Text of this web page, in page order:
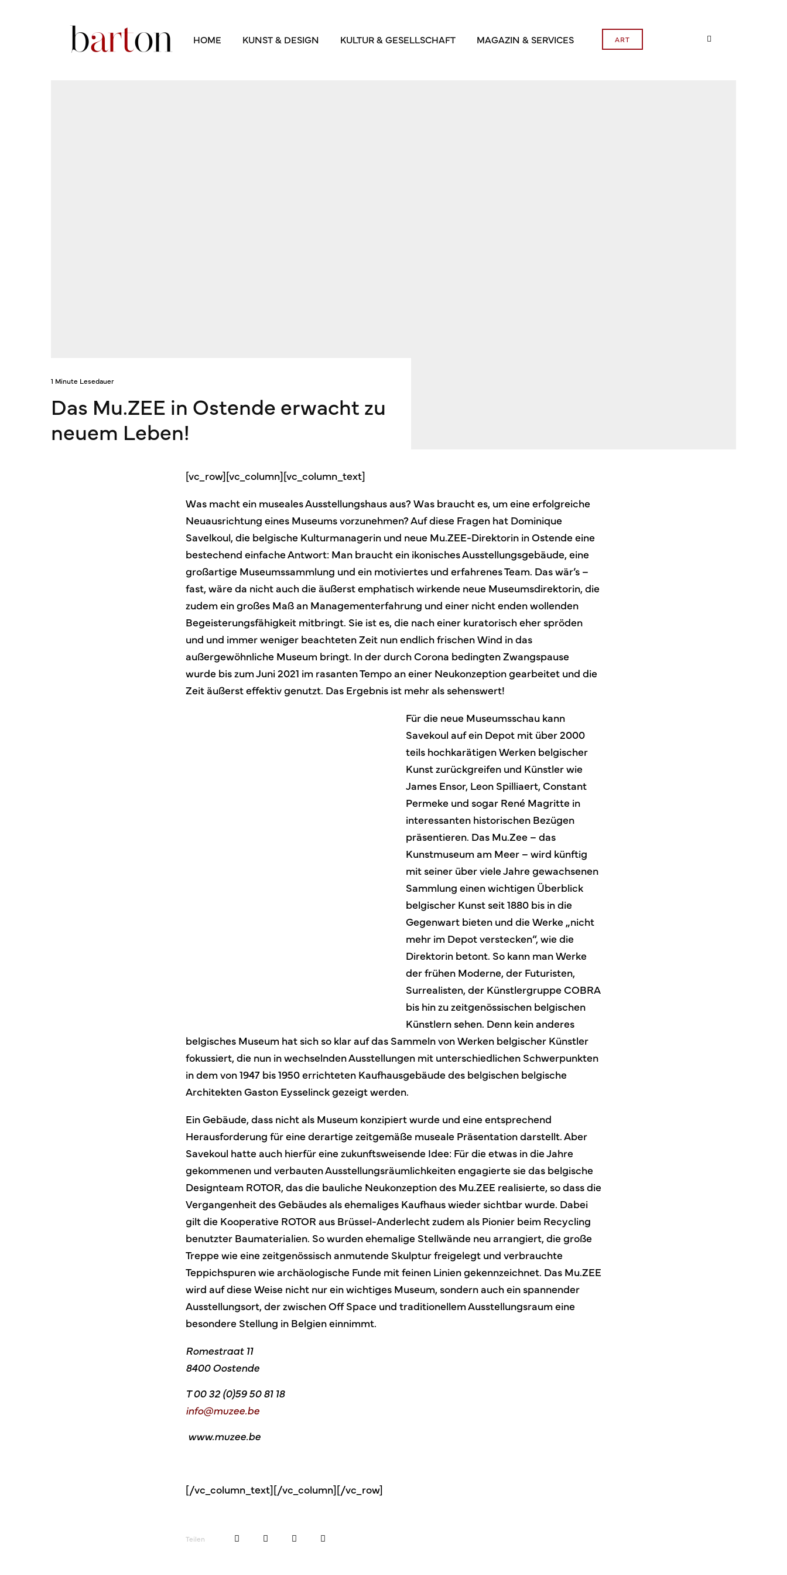
HOME KUNST & DESIGN KULTUR & GESELLSCHAFT MAGAZIN & SERVICES ART
1 Minute Lesedauer
Das Mu.ZEE in Ostende erwacht zu
neuem Leben!
[vc_row][vc_column][vc_column_text]
Was macht ein museales Ausstellungshaus aus? Was braucht es, um eine erfolgreiche
Neuausrichtung eines Museums vorzunehmen? Auf diese Fragen hat Dominique
Savelkoul, die belgische Kulturmanagerin und neue Mu.ZEE-Direktorin in Ostende eine
bestechend einfache Antwort: Man braucht ein ikonisches Ausstellungsgebäude, eine
großartige Museumssammlung und ein motiviertes und erfahrenes Team. Das wär’s –
fast, wäre da nicht auch die äußerst emphatisch wirkende neue Museumsdirektorin, die
zudem ein großes Maß an Managementerfahrung und einer nicht enden wollenden
Begeisterungsfähigkeit mitbringt. Sie ist es, die nach einer kuratorisch eher spröden
und und immer weniger beachteten Zeit nun endlich frischen Wind in das
außergewöhnliche Museum bringt. In der durch Corona bedingten Zwangspause
wurde bis zum Juni 2021 im rasanten Tempo an einer Neukonzeption gearbeitet und die
Zeit äußerst effektiv genutzt. Das Ergebnis ist mehr als sehenswert!
Für die neue Museumsschau kann
Savekoul auf ein Depot mit über 2000
teils hochkarätigen Werken belgischer
Kunst zurückgreifen und Künstler wie
James Ensor, Leon Spilliaert, Constant
Permeke und sogar René Magritte in
interessanten historischen Bezügen
präsentieren. Das Mu.Zee – das
Kunstmuseum am Meer – wird künftig
mit seiner über viele Jahre gewachsenen
Sammlung einen wichtigen Überblick
belgischer Kunst seit 1880 bis in die
Gegenwart bieten und die Werke „nicht
mehr im Depot verstecken“, wie die
Direktorin betont. So kann man Werke
der frühen Moderne, der Futuristen,
Surrealisten, der Künstlergruppe COBRA
bis hin zu zeitgenössischen belgischen
Künstlern sehen. Denn kein anderes
belgisches Museum hat sich so klar auf das Sammeln von Werken belgischer Künstler
fokussiert, die nun in wechselnden Ausstellungen mit unterschiedlichen Schwerpunkten
in dem von 1947 bis 1950 errichteten Kaufhausgebäude des belgischen belgische
Architekten Gaston Eysselinck gezeigt werden.
Ein Gebäude, dass nicht als Museum konzipiert wurde und eine entsprechend
Herausforderung für eine derartige zeitgemäße museale Präsentation darstellt. Aber
Savekoul hatte auch hierfür eine zukunftsweisende Idee: Für die etwas in die Jahre
gekommenen und verbauten Ausstellungsräumlichkeiten engagierte sie das belgische
Designteam ROTOR, das die bauliche Neukonzeption des Mu.ZEE realisierte, so dass die
Vergangenheit des Gebäudes als ehemaliges Kaufhaus wieder sichtbar wurde. Dabei
gilt die Kooperative ROTOR aus Brüssel-Anderlecht zudem als Pionier beim Recycling
benutzter Baumaterialien. So wurden ehemalige Stellwände neu arrangiert, die große
Treppe wie eine zeitgenössisch anmutende Skulptur freigelegt und verbrauchte
Teppichspuren wie archäologische Funde mit feinen Linien gekennzeichnet. Das Mu.ZEE
wird auf diese Weise nicht nur ein wichtiges Museum, sondern auch ein spannender
Ausstellungsort, der zwischen Off Space und traditionellem Ausstellungsraum eine
besondere Stellung in Belgien einnimmt.
Romestraat 11
8400 Oostende
T 00 32 (0)59 50 81 18
info@muzee.be
www.muzee.be
[/vc_column_text][/vc_column][/vc_row]
Teilen